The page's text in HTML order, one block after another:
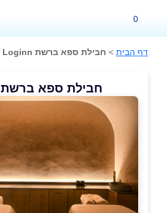
0
דף הבית > חבילת ספא ברשת Loginn
חבילת ספא ברשת Loginn